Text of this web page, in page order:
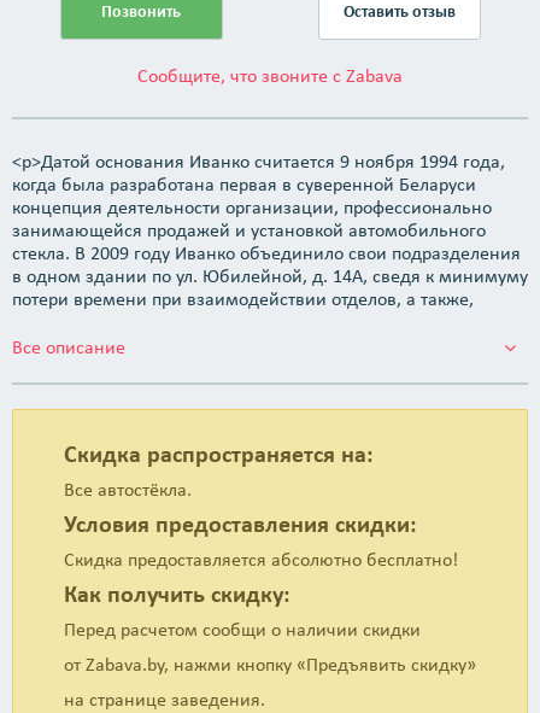
Скидка распространяется на:
Все автостёкла.
Условия предоставления скидки:
Скидка предоставляется абсолютно бесплатно!
Как получить скидку:
Перед расчетом сообщи о наличии скидки
от Zabava.by, нажми кнопку «Предъявить скидку»
на странице заведения.
Позвонить Оставить отзыв
Сообщите, что звоните с Zabava
<p>Датой основания Иванко считается 9 ноября 1994 года,
когда была разработана первая в суверенной Беларуси
концепция деятельности организации, профессионально
занимающейся продажей и установкой автомобильного
стекла. В 2009 году Иванко объединило свои подразделения
в одном здании по ул. Юбилейной, д. 14А, сведя к минимуму
потери времени при взаимодействии отделов, а также,
</p> <p>Основа философии Иванко заключается в создании
без обеда и выходных; быстрая и качественная замена
стекла в установочном центре, а также качественном
цель &mdash; находить современные решения, которые
могут удовлетворить требования любого покупателя.</p>
сотрудник является частью профессионального коллектива,
работающего для достижения общей цели &mdash; высокого
уровня качества обслуживания клиентов. Мы с Вами уже
более 20 лет, а это значит, что наша ладья плывет в
правильном направлении.</p> <p>Спасибо Вам!</p>
Все описание